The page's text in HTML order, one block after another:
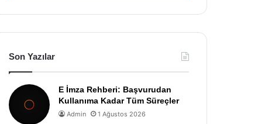
Son Yazılar
E İmza Rehberi: Başvurudan
Kullanıma Kadar Tüm Süreçler
Admin 1 Ağustos 2026